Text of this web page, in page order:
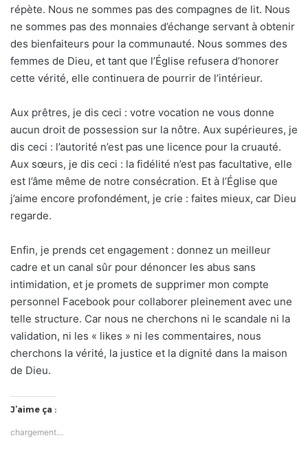
répète. Nous ne sommes pas des compagnes de lit. Nous
ne sommes pas des monnaies d’échange servant à obtenir
des bienfaiteurs pour la communauté. Nous sommes des
femmes de Dieu, et tant que l’Église refusera d’honorer
cette vérité, elle continuera de pourrir de l’intérieur.
Aux prêtres, je dis ceci : votre vocation ne vous donne
aucun droit de possession sur la nôtre. Aux supérieures, je
dis ceci : l’autorité n’est pas une licence pour la cruauté.
Aux sœurs, je dis ceci : la fidélité n’est pas facultative, elle
est l’âme même de notre consécration. Et à l’Église que
j’aime encore profondément, je crie : faites mieux, car Dieu
regarde.
Enfin, je prends cet engagement : donnez un meilleur
cadre et un canal sûr pour dénoncer les abus sans
intimidation, et je promets de supprimer mon compte
personnel Facebook pour collaborer pleinement avec une
telle structure. Car nous ne cherchons ni le scandale ni la
validation, ni les « likes » ni les commentaires, nous
cherchons la vérité, la justice et la dignité dans la maison
de Dieu.
J’aime ça :
chargement…